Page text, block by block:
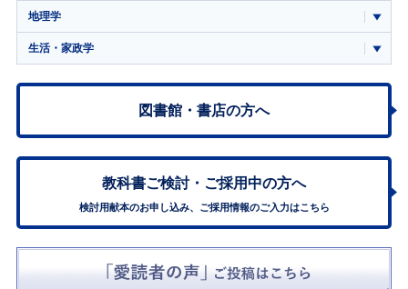
地理学
生活・家政学
図書館・書店の方へ
教科書ご検討・ ご採用中の方へ
検討用献本のお申し込み、ご採用情報のご入力はこちら